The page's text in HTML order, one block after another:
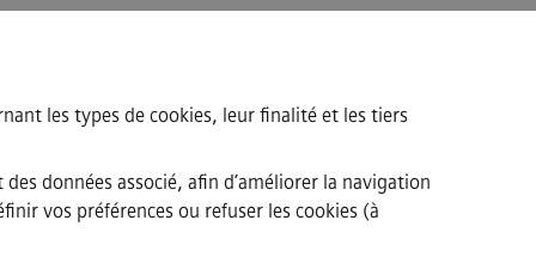
les types de cookies, leur finalité et les tiers
données associé, afin d’améliorer la navigation
vos préférences ou refuser les cookies (à